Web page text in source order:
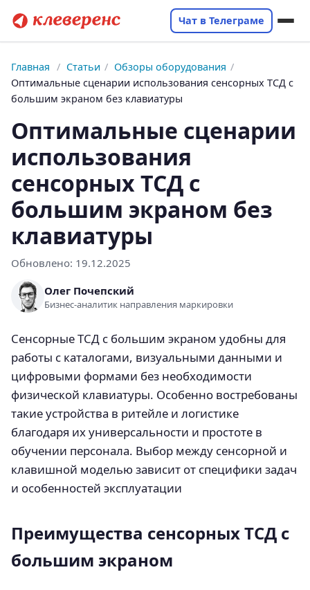
Чат в Телеграме
Главная / Статьи / Обзоры оборудования /
Оптимальные сценарии использования сенсорных ТСД с
большим экраном без клавиатуры
Оптимальные сценарии
использования
сенсорных ТСД с
большим экраном без
клавиатуры
Обновлено: 19.12.2025
Олег Почепский
Бизнес-аналитик направления маркировки
Сенсорные ТСД с большим экраном удобны для
работы с каталогами, визуальными данными и
цифровыми формами без необходимости
физической клавиатуры. Особенно востребованы
такие устройства в ритейле и логистике
благодаря их универсальности и простоте в
обучении персонала. Выбор между сенсорной и
клавишной моделью зависит от специфики задач
и особенностей эксплуатации
Преимущества сенсорных ТСД с
большим экраном